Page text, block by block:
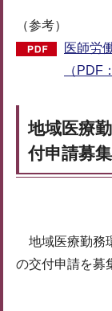
（参考）
医師労
（PDF
地域医療
付申請募
地域医療勤務
の交付申請を募